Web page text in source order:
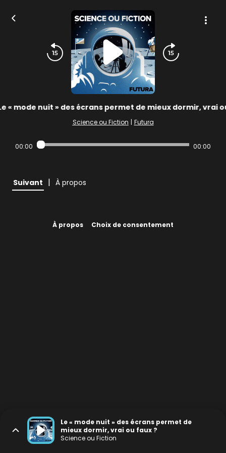
« mode nuit » des écrans permet de mieux dormir, vrai
Science ou Fiction | Futura
00:00 00:00
Suivant | À propos
À propos Choix de consentement
Le « mode nuit » des écrans permet de
mieux dormir, vrai ou faux ?
Science ou Fiction